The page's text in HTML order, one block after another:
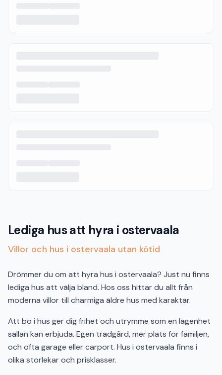
Lediga hus att hyra i ostervaala
Villor och hus i ostervaala utan kötid
Drömmer du om att hyra hus i ostervaala? Just nu finns
lediga hus att välja bland. Hos oss hittar du allt från
moderna villor till charmiga äldre hus med karaktär.
Att bo i hus ger dig frihet och utrymme som en lägenhet
sällan kan erbjuda. Egen trädgård, mer plats för familjen,
och ofta garage eller carport. Hus i ostervaala finns i
olika storlekar och prisklasser.